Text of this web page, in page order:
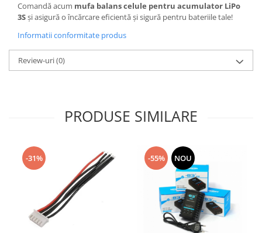
Comandă acum mufa balans celule pentru acumulator LiPo
3Sși asigură o încărcare eficientă și sigură pentru bateriile tale!
Informatii conformitate produs
Review-uri(0)
PRODUSE SIMILARE
-31% -55% NOU